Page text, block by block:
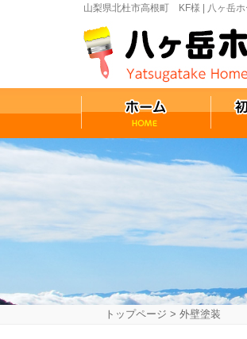
山梨県北杜市高根町 KF様 | 八ヶ岳ホ
トップページ > 外壁塗装